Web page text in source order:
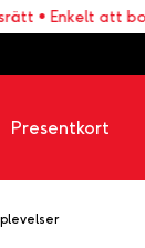
Enkelt att boka >>
Presentkort